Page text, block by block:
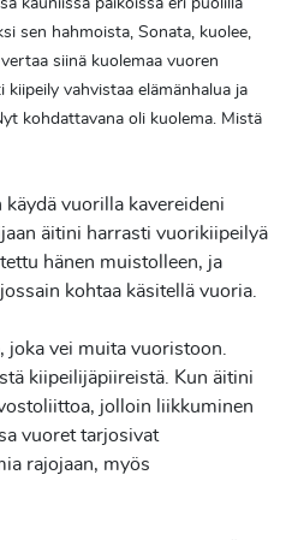
kauniissa paikoissa eri puolilla
sen hahmoista, Sonata, kuolee,
siinä kuolemaa vuoren
kiipeily vahvistaa elämänhalua ja
kohdattavana oli kuolema. Mistä
vuorilla kavereideni
äitini harrasti vuorikiipeilyä
hänen muistolleen, ja
kohtaa käsitellä vuoria.
vei muita vuoristoon.
kiipeilijäpiireistä. Kun äitini
jolloin liikkuminen
vuoret tarjosivat
rajojaan, myös